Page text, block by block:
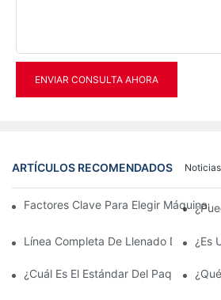
ENVIAR CONSULTA AHORA
ARTÍCULOS RECOMENDADOS Noticias
Factores Clave Para Elegir Máquinas
Línea Completa De Llenado De ¿Es
¿Cuál Es El Estándar Del Paquete?